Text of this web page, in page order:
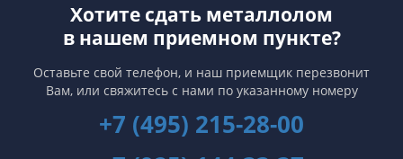
Хотите сдать металлолом
в нашем приемном пункте?
Оставьте свой телефон, и наш приемщик перезвонит
Вам, или свяжитесь с нами по указанному номеру
+7 (495) 215-28-00